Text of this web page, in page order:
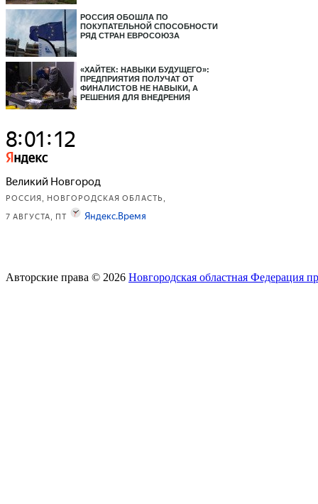
РОССИЯ ОБОШЛА ПО
ПОКУПАТЕЛЬНОЙ СПОСОБНОСТИ
РЯД СТРАН ЕВРОСОЮЗА
«ХАЙТЕК: НАВЫКИ БУДУЩЕГО»:
ПРЕДПРИЯТИЯ ПОЛУЧАТ ОТ
ФИНАЛИСТОВ НЕ НАВЫКИ, А
РЕШЕНИЯ ДЛЯ ВНЕДРЕНИЯ
Авторские права © 2026 Новгородская областная Федерация